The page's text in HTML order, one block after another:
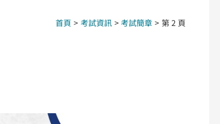
首頁 考試資訊 考試簡章 第 2 頁